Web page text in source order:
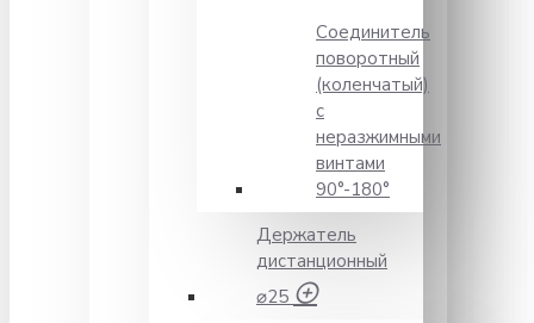
Соединитель
поворотный
(коленчатый)
с
неразжимными
винтами
90°-180°
Держатель
дистанционный
⌀25